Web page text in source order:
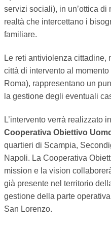
servizi sociali), in un’ottica
realtà che intercettano i
familiare.
Le reti antiviolenza cittadine,
città di intervento al
Roma), rappresentano un
la gestione degli eventuali
L’intervento verrà realizzato
Cooperativa Obiettivo
quartieri di Scampia,
Napoli. La Cooperativa
mission e la vision
già presente nel territorio
gestione della parte
San Lorenzo.